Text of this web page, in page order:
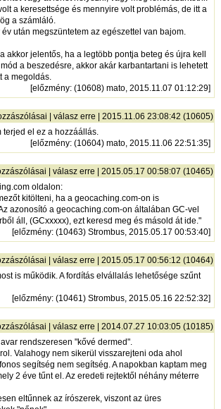
a keresettsége és mennyire volt problémás, de itt a
a számláló.
után megszüntetem az egészettel van bajom.
akkor jelentős, ha a legtöbb pontja beteg és újra kell
a beszedésre, akkor akár karbantartani is lehetett
a megoldás.
[előzmény: (10608) mato, 2015.11.07 01:12:29]
|válasz erre | 2015.11.06 23:08:42 (10605)
terjed el ez a hozzáállás.
[előzmény: (10604) mato, 2015.11.06 22:51:35]
|válasz erre | 2015.05.17 00:58:07 (10465)
oldalon:
kitölteni, ha a geocaching.com-on is
azonosító a geocaching.com-on általában GC-vel
áll, (GCxxxxx), ezt keresd meg és másold át ide."
[előzmény: (10463) Strombus, 2015.05.17 00:53:40]
|válasz erre | 2015.05.17 00:56:12 (10464)
is működik. A fordítás elvállalás lehetősége szűnt
[előzmény: (10461) Strombus, 2015.05.16 22:52:32]
|válasz erre | 2014.07.27 10:03:05 (10185)
rendszeresen "kővé dermed".
Valahogy nem sikerül visszarejteni oda ahol
segítség nem segítség. A napokban kaptam meg
2 éve tűnt el. Az eredeti rejtektől néhány méterre
eltűnnek az írószerek, viszont az üres